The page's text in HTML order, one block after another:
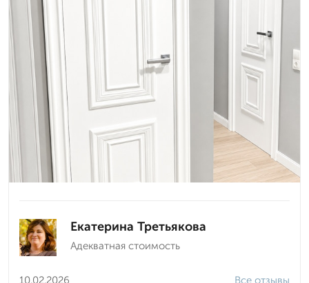
Екатерина Третьякова
Адекватная стоимость